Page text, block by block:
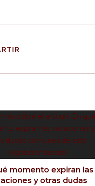
momento expiran las
y otras dudas